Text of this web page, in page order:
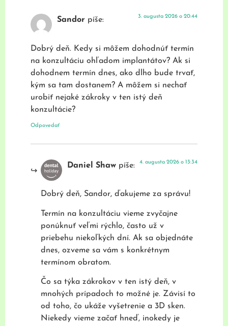
Sandor píše: 3. augusta 2026 o 20:44
Dobrý deň. Kedy si môžem dohodnúť termín
na konzultáciu ohľadom implantátov? Ak si
dohodnem termín dnes, ako dlho bude trvať,
kým sa tam dostanem? A môžem si nechať
urobiť nejaké zákroky v ten istý deň
konzultácie?
Odpovedať
Daniel Shaw píše: 4. augusta 2026 o 13:34
Dobrý deň, Sandor, ďakujeme za správu!
Termín na konzultáciu vieme zvyčajne
ponúknuť veľmi rýchlo, často už v
priebehu niekoľkých dní. Ak sa objednáte
dnes, ozveme sa vám s konkrétnym
termínom obratom.
Čo sa týka zákrokov v ten istý deň, v
mnohých prípadoch to možné je. Závisí to
od toho, čo ukáže vyšetrenie a 3D sken.
Niekedy vieme začať hneď, inokedy je